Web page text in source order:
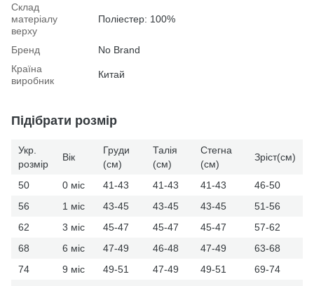
Склад
матеріалу
верху
Поліестер: 100%
Бренд
No Brand
Країна
виробник
Китай
Підібрати розмір
Укр.
розмір
Вік
Груди
(см)
Талія
(см)
Стегна
(см)
Зріст(см)
50 0 міс 41-43 41-43 41-43
46-50
56
1 міс 43-45 43-45 43-45
51-56
62
3 міс 45-47 45-47 45-47
57-62
68
6 міс 47-49 46-48 47-49
63-68
74
9 міс 49-51 47-49 49-51
69-74